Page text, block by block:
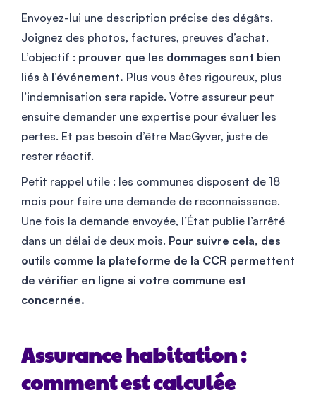
Envoyez-lui une description précise des dégâts.
Joignez des photos, factures, preuves d’achat.
L’objectif : prouver que les dommages sont bien
liés à l’événement. Plus vous êtes rigoureux, plus
l’indemnisation sera rapide. Votre assureur peut
ensuite demander une expertise pour évaluer les
pertes. Et pas besoin d’être MacGyver, juste de
rester réactif.
Petit rappel utile : les communes disposent de 18
mois pour faire une demande de reconnaissance.
Une fois la demande envoyée, l’État publie l’arrêté
dans un délai de deux mois. Pour suivre cela, des
outils comme la plateforme de la CCR permettent
de vérifier en ligne si votre commune est
concernée.
Assurance habitation :
comment est calculée